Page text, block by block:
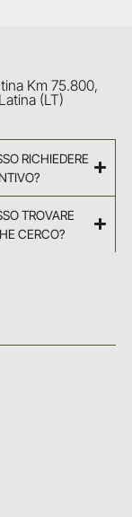
Km 75.800,
(LT)
RICHIEDERE
TROVARE
CERCO?